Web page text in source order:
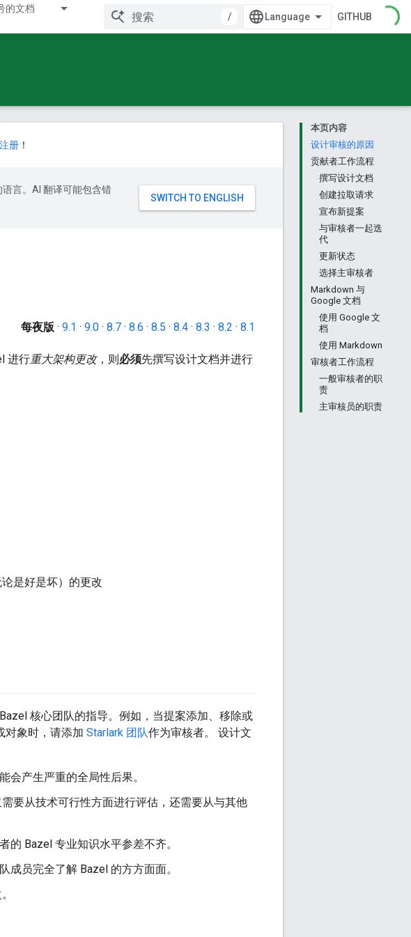
的文档
/ GITHUB
本页内容
设计审核的原因
贡献者工作流程
撰写设计文档
创建拉取请求
宣布新提案
与审核者一起迭
代
更新状态
选择主审核者
Markdown 与
Google 文档
使用 Google 文
档
使用 Markdown
审核者工作流程
一般审核者的职
责
主审核员的职责
注册 ！
言。AI 翻译可能包含错
每夜版 · 9.1 · 9.0 · 8.7 · 8.6 · 8.5 · 8.4 · 8.3 · 8.2 · 8.1
进行重大架构更改，则必须先撰写设计文档并进行
是好是坏）的更改
核心团队的指导。例如，当提案添加、移除或
对象时，请添加 Starlark 团队作为审核者。 设计文
会产生严重的全局性后果。
要从技术可行性方面进行评估，还需要从与其他
的 Bazel 专业知识水平参差不齐。
成员完全了解 Bazel 的方方面面。